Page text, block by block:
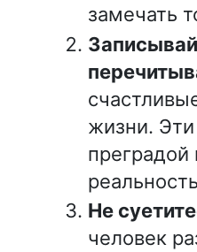
замечать
жизни. Эти
Не
человек